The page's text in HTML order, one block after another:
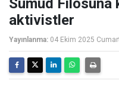
Sumud Filosuna
aktivistler
Yayınlanma: 04 Ekim 2025